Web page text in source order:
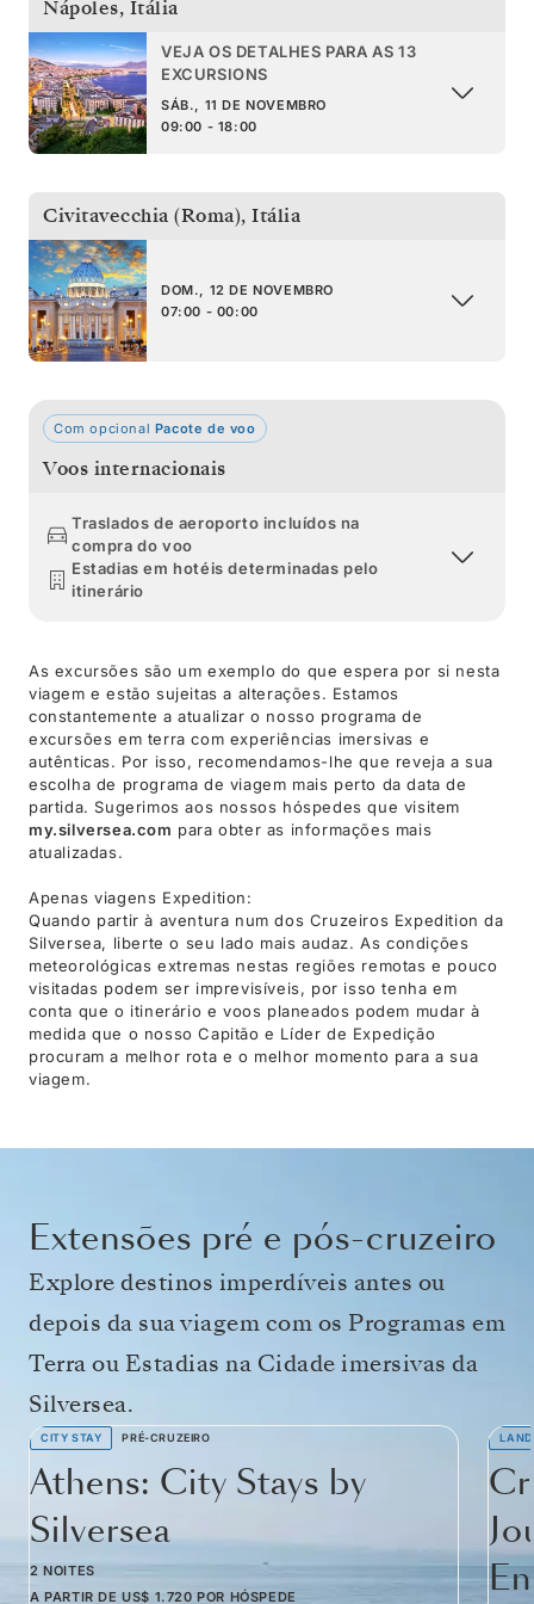
Nápoles, Itália
VEJA OS DETALHES PARA AS 13
EXCURSIONS
SÁB., 11 DE NOVEMBRO
09:00 - 18:00
Civitavecchia (Roma), Itália
DOM., 12 DE NOVEMBRO
07:00 - 00:00
Com opcional Pacote de voo
Voos internacionais
Traslados de aeroporto incluídos na
compra do voo
Estadias em hotéis determinadas pelo
itinerário
As excursões são um exemplo do que espera por si nesta
viagem e estão sujeitas a alterações. Estamos
constantemente a atualizar o nosso programa de
excursões em terra com experiências imersivas e
autênticas. Por isso, recomendamos-lhe que reveja a sua
escolha de programa de viagem mais perto da data de
partida. Sugerimos aos nossos hóspedes que visitem
my.silversea.com para obter as informações mais
atualizadas.
Apenas viagens Expedition:
Quando partir à aventura num dos Cruzeiros Expedition da
Silversea, liberte o seu lado mais audaz. As condições
meteorológicas extremas nestas regiões remotas e pouco
visitadas podem ser imprevisíveis, por isso tenha em
conta que o itinerário e voos planeados podem mudar à
medida que o nosso Capitão e Líder de Expedição
procuram a melhor rota e o melhor momento para a sua
viagem.
Extensões pré e pós-cruzeiro
Explore destinos imperdíveis antes ou
depois da sua viagem com os Programas em
Terra ou Estadias na Cidade imersivas da
Silversea.
CITY STAY PRÉ-CRUZEIRO
Athens: City Stays by
Silversea
2 NOITES
A PARTIR DE US$ 1.720 POR HÓSPEDE